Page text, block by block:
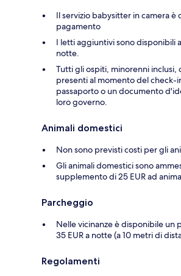
Il servizio babysitter in camera è
pagamento
I letti aggiuntivi sono disponibili
notte.
Tutti gli ospiti, minorenni inclusi,
presenti al momento del check-
passaporto o un documento
loro governo.
Animali domestici
Non sono previsti costi per gli
Gli animali domestici sono
supplemento di 25 EUR ad
Parcheggio
Nelle vicinanze è disponibile un
35 EUR a notte (a 10 metri di
Regolamenti